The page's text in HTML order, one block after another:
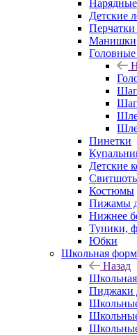
Детские
Манишки
Пинетки
Детские
Костюмы
Пижамы
Нижнее
Туники,
Юбки
Школьная
Назад
Пиджаки